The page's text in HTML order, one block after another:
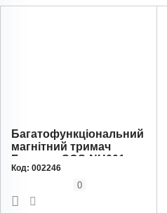
Багатофункціональний
магнітний тримач
Funsnap SCS-NH001 на
шию для смартфона
Код: 002246
0